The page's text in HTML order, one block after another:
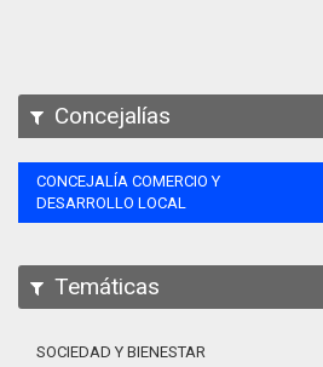
Concejalías
CONCEJALÍA COMERCIO Y
DESARROLLO LOCAL
Temáticas
SOCIEDAD Y BIENESTAR